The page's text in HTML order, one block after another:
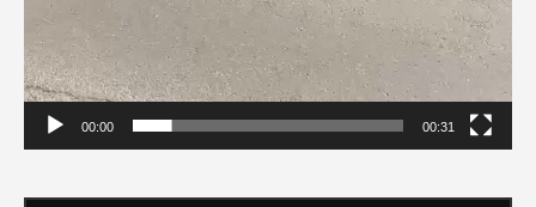
00:00 00:31